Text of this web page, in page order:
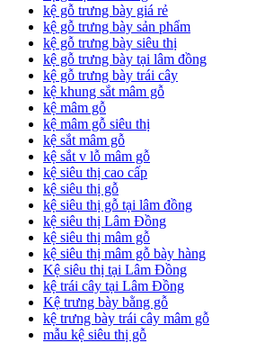
kệ gỗ trưng bày giá rẻ
kệ gỗ trưng bày sản phẩm
kệ gỗ trưng bày siêu thị
kệ gỗ trưng bày tại lâm đồng
kệ gỗ trưng bày trái cây
kệ khung sắt mâm gỗ
kệ mâm gỗ
kệ mâm gỗ siêu thị
kệ sắt mâm gỗ
kệ sắt v lỗ mâm gỗ
kệ siêu thị cao cấp
kệ siêu thị gỗ
kệ siêu thị gỗ tại lâm đồng
kệ siêu thị Lâm Đồng
kệ siêu thị mâm gỗ
kệ siêu thị mâm gỗ bày hàng
Kệ siêu thị tại Lâm Đồng
kệ trái cây tại Lâm Đồng
Kệ trưng bày bằng gỗ
kệ trưng bày trái cây mâm gỗ
mẫu kệ siêu thị gỗ